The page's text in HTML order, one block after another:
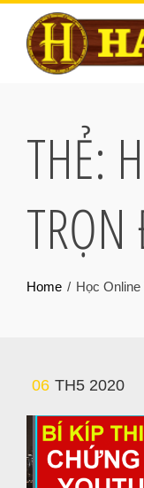
THẺ:
Home Học
06 TH5 2020